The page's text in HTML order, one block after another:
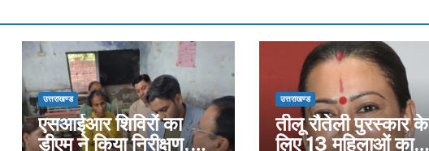
उत्तराखण्ड
एसआईआर शिविरों का
डीएम ने किया निरीक्षण,
उत्तराखण्ड
तीलू रौतेली पुरस्कार के
लिए 13 महिलाओं का